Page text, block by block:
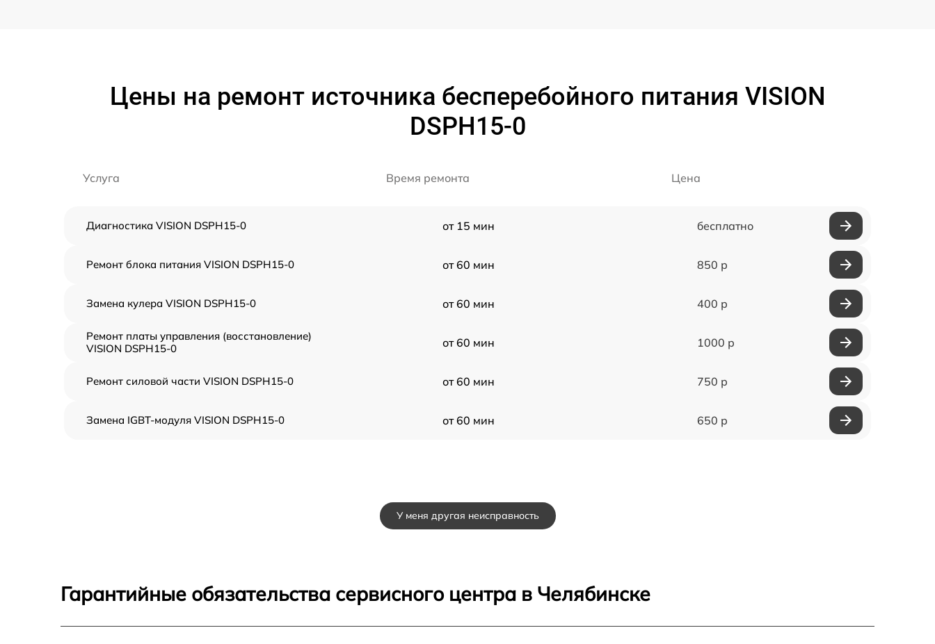
Цены на ремонт источника бесперебойного питания VISION
DSPH15-0
Услуга Время ремонта Цена
Диагностика VISION DSPH15-0 от 15 мин бесплатно
Ремонт блока питания VISION DSPH15-0 от 60 мин 850 р
Замена кулера VISION DSPH15-0 от 60 мин 400 р
Ремонт платы управления (восстановление)
VISION DSPH15-0
от 60 мин 1000 р
Ремонт силовой части VISION DSPH15-0 от 60 мин 750 р
Замена IGBT-модуля VISION DSPH15-0 от 60 мин 650 р
У меня другая неисправность
Гарантийные обязательства сервисного центра в Челябинске